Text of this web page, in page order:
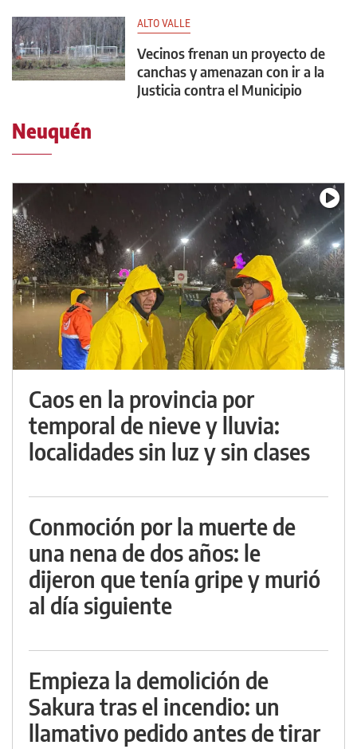
ALTO VALLE
Vecinos frenan un proyecto de
canchas y amenazan con ir a la
Justicia contra el Municipio
Neuquén
Caos en la provincia por
temporal de nieve y lluvia:
localidades sin luz y sin clases
Conmoción por la muerte de
una nena de dos años: le
dijeron que tenía gripe y murió
al día siguiente
Empieza la demolición de
Sakura tras el incendio: un
llamativo pedido antes de tirar